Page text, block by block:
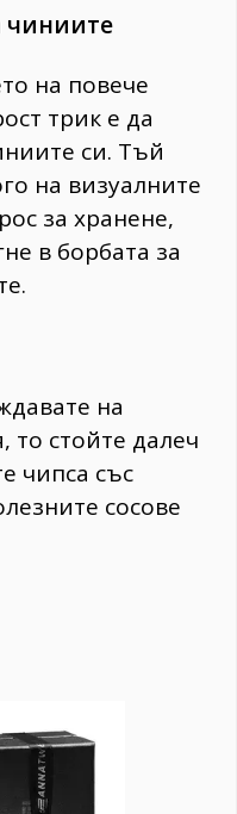
чиниите
на повече
трик е да
си. Тъй
на визуалните
за хранене,
в борбата за
на
то стойте далеч
чипса със
сосове